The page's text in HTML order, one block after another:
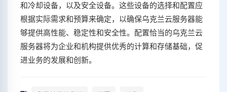
和冷却设备，以及安全设备。这些设备的选择和配置应
根据实际需求和预算来确定，以确保乌克兰云服务器能
够提供高性能、稳定性和安全性。配置恰当的乌克兰云
服务器将为企业和机构提供优秀的计算和存储基础，促
进业务的发展和创新。